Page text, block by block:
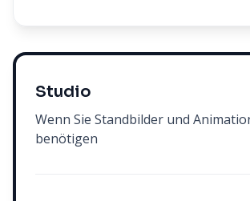
Studio
Wenn Sie Standbilder und
benötigen